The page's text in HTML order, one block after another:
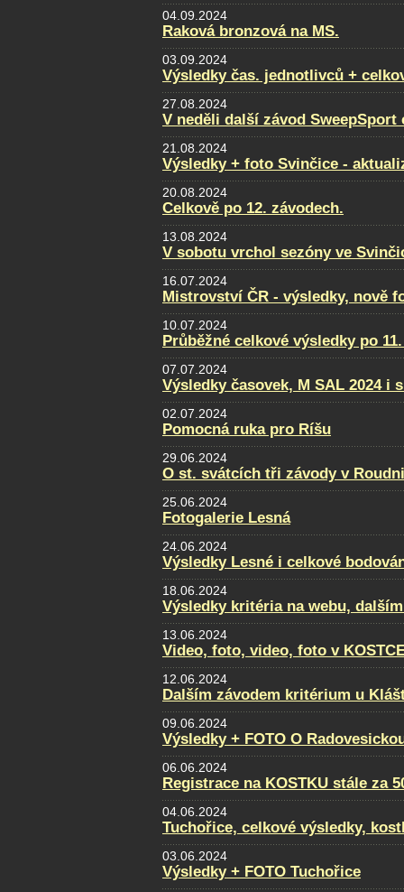
04.09.2024
Raková bronzová na MS.
03.09.2024
Výsledky čas. jednotlivců +
27.08.2024
V neděli další závod SweepSport
21.08.2024
Výsledky + foto Svinčice -
20.08.2024
Celkově po 12. závodech.
13.08.2024
V sobotu vrchol sezóny ve
16.07.2024
Mistrovství ČR - výsledky, nově
10.07.2024
Průběžné celkové výsledky po
07.07.2024
Výsledky časovek, M SAL 2024 i
02.07.2024
Pomocná ruka pro Ríšu
29.06.2024
O st. svátcích tři závody v
25.06.2024
Fotogalerie Lesná
24.06.2024
Výsledky Lesné i celkové
18.06.2024
Výsledky kritéria na webu,
13.06.2024
Video, foto, video, foto v
12.06.2024
Dalším závodem kritérium u
09.06.2024
Výsledky + FOTO O
06.06.2024
Registrace na KOSTKU stále za
04.06.2024
Tuchořice, celkové výsledky,
03.06.2024
Výsledky + FOTO Tuchořice